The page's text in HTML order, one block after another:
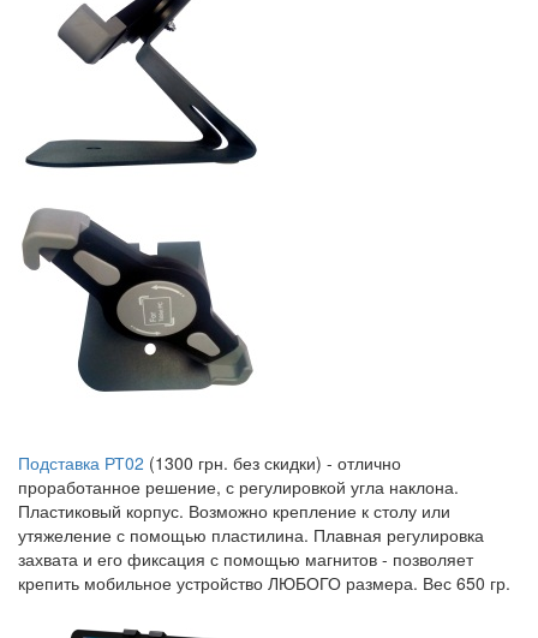
Подставка РТ02 (1300 грн. без скидки) - отлично
проработанное решение, с регулировкой угла наклона.
Пластиковый корпус. Возможно крепление к столу или
утяжеление с помощью пластилина. Плавная регулировка
захвата и его фиксация с помощью магнитов - позволяет
крепить мобильное устройство ЛЮБОГО размера. Вес 650 гр.